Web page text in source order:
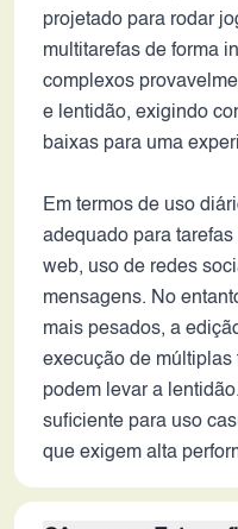
projetado para rodar
multitarefas de forma
complexos
e lentidão, exigindo
baixas para uma
Em termos de uso
adequado para
web, uso de redes
mensagens. No
mais pesados, a
execução de
podem levar a
suficiente para uso
que exigem alta